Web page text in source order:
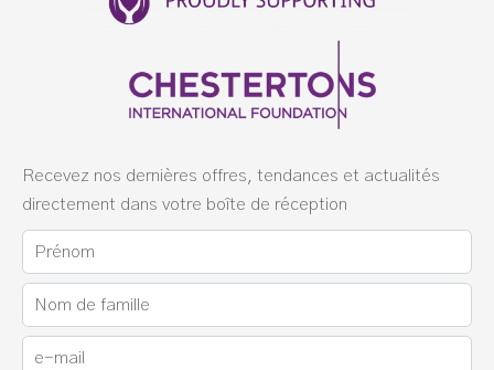
Recevez nos dernières offres, tendances et actualités
directement dans votre boîte de réception